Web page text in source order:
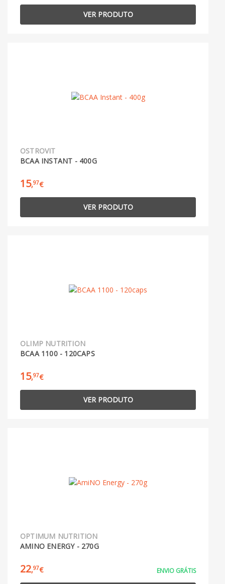
VER PRODUTO
OSTROVIT
BCAA INSTANT - 400G
15,97€
VER PRODUTO
OLIMP NUTRITION
BCAA 1100 - 120CAPS
15,97€
VER PRODUTO
OPTIMUM NUTRITION
AMINO ENERGY - 270G
22,97€ ENVIO GRÁTIS